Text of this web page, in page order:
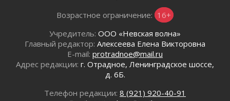
Лето катится с горки
01 августа 2026
В Ленобласти открылась экспозиция к 150-
летию Билибина
Лето без гаджетов
Болезнь девственниц и вампиров
Возрастное ограничение: 16+
Учредитель: ООО «Невская волна»
Главный редактор: Алексеева Елена Викторовна
E-mail: protradnoe@mail.ru
Адрес редакции: г. Отрадное, Ленинградское шоссе,
д. 6Б.
Телефон редакции: 8 (921) 920-40-91